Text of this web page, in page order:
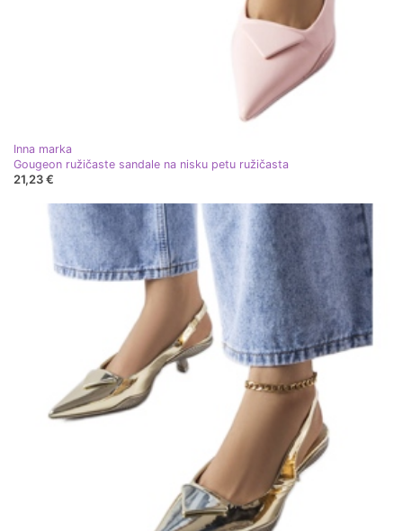
Inna marka
Gougeon ružičaste sandale na nisku petu ružičasta
21,23 €